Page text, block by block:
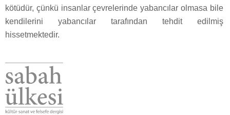
kötüdür, çünkü insanlar çevrelerinde yabancılar olmasa bile
kendilerini yabancılar tarafından tehdit edilmiş
hissetmektedir.